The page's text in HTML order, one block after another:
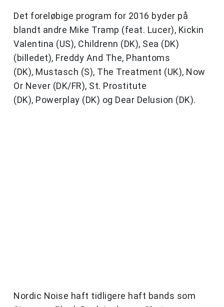
Det foreløbige program for 2016 byder på
blandt andre Mike Tramp (feat. Lucer), Kickin
Valentina (US), Childrenn (DK), Sea (DK)
(billedet), Freddy And The, Phantoms
(DK), Mustasch (S), The Treatment (UK), Now
Or Never (DK/FR), St. Prostitute
(DK), Powerplay (DK) og Dear Delusion (DK).
Nordic Noise haft tidligere haft bands som